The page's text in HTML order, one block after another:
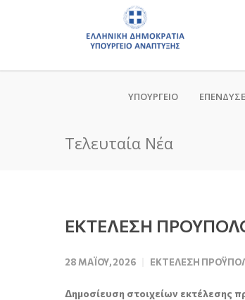
ΥΠΟΥΡΓΕΙΟ
Τελευταία Νέα
ΕΚΤΕΛΕΣΗ
28 ΜΑΪ́ΟΥ, 2026 ΕΚΤΈΛΕΣΗ
Δημοσίευση στοιχείων εκτέλεσης